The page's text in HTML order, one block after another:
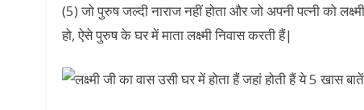
(5) जो पुरुष जल्दी नाराज नहीं होता और जो अपनी पत्नी को
हो, ऐसे पुरुष के घर में माता लक्ष्मी निवास करती हैं|